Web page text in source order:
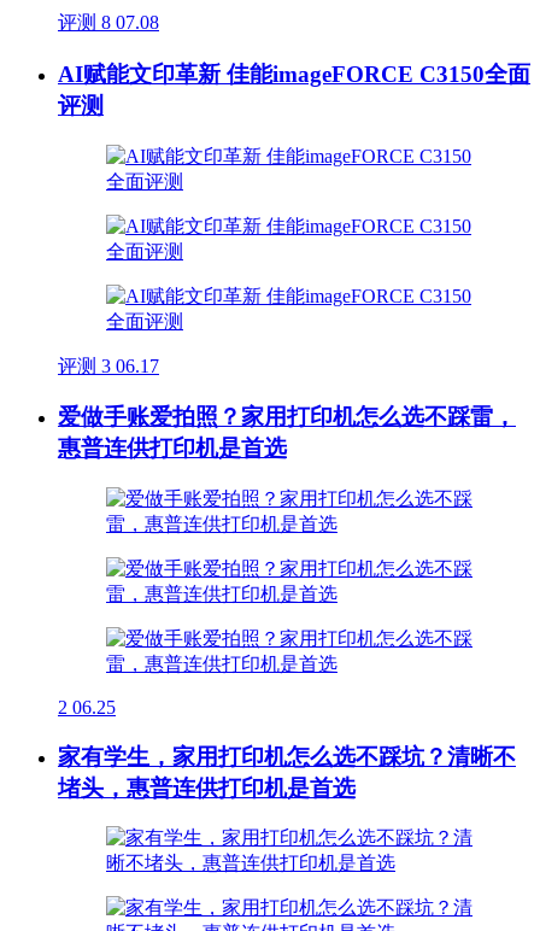
评测 8 07.08
AI赋能文印革新 佳能imageFORCE C3150全面
评测
评测 3 06.17
爱做手账爱拍照？家用打印机怎么选不踩雷，
惠普连供打印机是首选
2 06.25
家有学生，家用打印机怎么选不踩坑？清晰不
堵头，惠普连供打印机是首选